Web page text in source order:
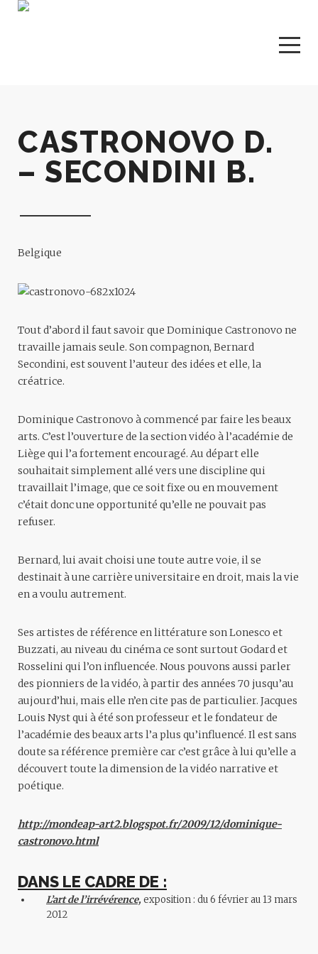
CASTRONOVO D.
– SECONDINI B.
Belgique
Tout d’abord il faut savoir que Dominique Castronovo ne
travaille jamais seule. Son compagnon, Bernard
Secondini, est souvent l’auteur des idées et elle, la
créatrice.
Dominique Castronovo à commencé par faire les beaux
arts. C’est l’ouverture de la section vidéo à l’académie de
Liège qui l’a fortement encouragé. Au départ elle
souhaitait simplement allé vers une discipline qui
travaillait l’image, que ce soit fixe ou en mouvement
c’était donc une opportunité qu’elle ne pouvait pas
refuser.
Bernard, lui avait choisi une toute autre voie, il se
destinait à une carrière universitaire en droit, mais la vie
en a voulu autrement.
Ses artistes de référence en littérature son Lonesco et
Buzzati, au niveau du cinéma ce sont surtout Godard et
Rosselini qui l’on influencée. Nous pouvons aussi parler
des pionniers de la vidéo, à partir des années 70 jusqu’au
aujourd’hui, mais elle n’en cite pas de particulier. Jacques
Louis Nyst qui à été son professeur et le fondateur de
l’académie des beaux arts l’a plus qu’influencé. Il est sans
doute sa référence première car c’est grâce à lui qu’elle a
découvert toute la dimension de la vidéo narrative et
poétique.
http://mondeap-art2.blogspot.fr/2009/12/dominique-
castronovo.html
DANS LE CADRE DE :
L’art de l’irrévérence, exposition : du 6 février au 13 mars
2012